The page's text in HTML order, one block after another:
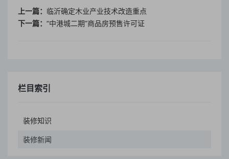
上一篇： 临沂确定木业产业技术改造重点
下一篇： “中港城二期”商品房预售许可证
栏目索引
装修知识
装修新闻